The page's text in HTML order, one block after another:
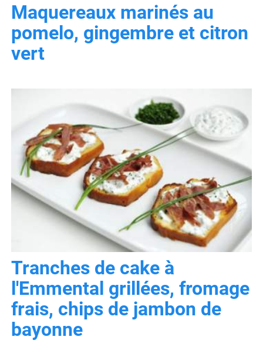
Maquereaux marinés au
pomelo, gingembre et citron
vert
Tranches de cake à
l'Emmental grillées, fromage
frais, chips de jambon de
bayonne